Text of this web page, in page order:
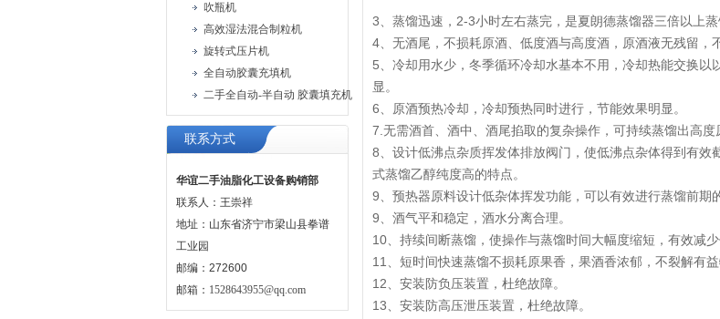
吹瓶机
高效湿法混合制粒机
旋转式压片机
全自动胶囊充填机
二手全自动-半自动 胶囊填充机
联系方式
华谊二手油脂化工设备购销部
联系人：王崇祥
地址：山东省济宁市梁山县拳谱
工业园
邮编：272600
邮箱： 1528643955@qq.com
3、蒸馏迅速，2-3小时左右蒸完，是夏朗德蒸馏器三倍以上蒸
4、无酒尾，不损耗原酒、低度酒与高度酒，原酒液无
5、冷却用水少，冬季循环冷却水基本不用，冷却热能交换
显。
6、原酒预热冷却，冷却预热同时进行，节能效果明显。
7.无需酒首、酒中、酒尾掐取的复杂操作，可持续蒸馏出高度
8、设计低沸点杂质挥发体排放阀门，使低沸点杂体得到有
式蒸馏乙醇纯度高的特点。
9、预热器原料设计低杂体挥发功能，可以有效进行蒸馏前期
9、酒气平和稳定，酒水分离合理。
10、持续间断蒸馏，使操作与蒸馏时间大幅度缩短，有效减
11、短时间快速蒸馏不损耗原果香，果酒香浓郁
12、安装防负压装置，杜绝故障。
13、安装防高压泄压装置，杜绝故障。